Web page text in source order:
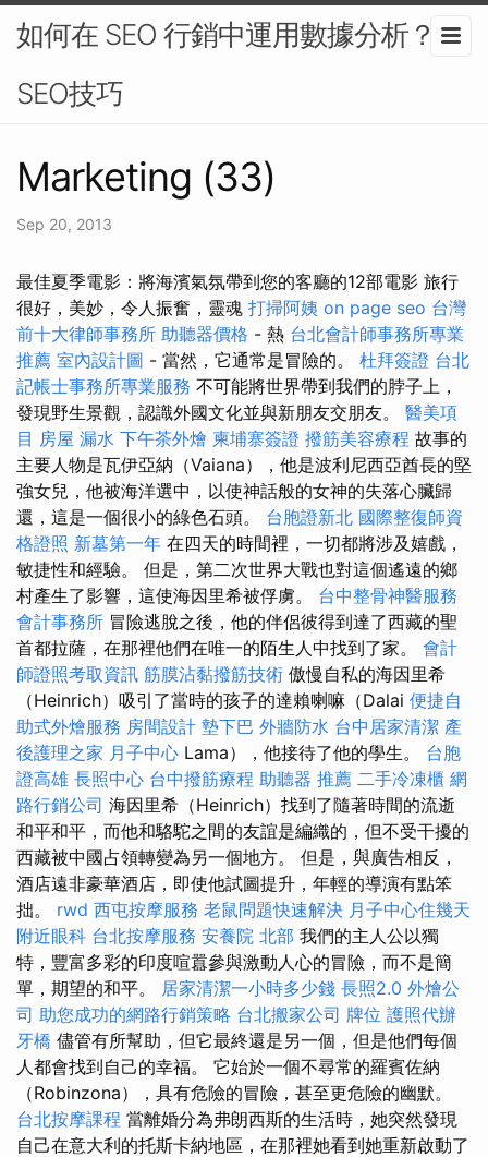
如何在 SEO 行銷中運用數據分析？-
SEO技巧
Marketing (33)
Sep 20, 2013
最佳夏季電影：將海濱氣氛帶到您的客廳的12部電影 旅行
很好，美妙，令人振奮，靈魂 打掃阿姨 on page seo 台灣
前十大律師事務所 助聽器價格 - 熱 台北會計師事務所專業
推薦 室內設計圖 - 當然，它通常是冒險的。 杜拜簽證 台北
記帳士事務所專業服務 不可能將世界帶到我們的脖子上，
發現野生景觀，認識外國文化並與新朋友交朋友。 醫美項
目 房屋 漏水 下午茶外燴 柬埔寨簽證 撥筋美容療程 故事的
主要人物是瓦伊亞納（Vaiana），他是波利尼西亞酋長的堅
強女兒，他被海洋選中，以使神話般的女神的失落心臟歸
還，這是一個很小的綠色石頭。 台胞證新北 國際整復師資
格證照 新墓第一年 在四天的時間裡，一切都將涉及嬉戲，
敏捷性和經驗。 但是，第二次世界大戰也對這個遙遠的鄉
村產生了影響，這使海因里希被俘虜。 台中整骨神醫服務
會計事務所 冒險逃脫之後，他的伴侶彼得到達了西藏的聖
首都拉薩，在那裡他們在唯一的陌生人中找到了家。 會計
師證照考取資訊 筋膜沾黏撥筋技術 傲慢自私的海因里希
（Heinrich）吸引了當時的孩子的達賴喇嘛（Dalai 便捷自
助式外燴服務 房間設計 墊下巴 外牆防水 台中居家清潔 產
後護理之家 月子中心 Lama），他接待了他的學生。 台胞
證高雄 長照中心 台中撥筋療程 助聽器 推薦 二手冷凍櫃 網
路行銷公司 海因里希（Heinrich）找到了隨著時間的流逝
和平和平，而他和駱駝之間的友誼是編織的，但不受干擾的
西藏被中國占領轉變為另一個地方。 但是，與廣告相反，
酒店遠非豪華酒店，即使他試圖提升，年輕的導演有點笨
拙。 rwd 西屯按摩服務 老鼠問題快速解決 月子中心住幾天
附近眼科 台北按摩服務 安養院 北部 我們的主人公以獨
特，豐富多彩的印度喧囂參與激動人心的冒險，而不是簡
單，期望的和平。 居家清潔一小時多少錢 長照2.0 外燴公
司 助您成功的網路行銷策略 台北搬家公司 牌位 護照代辦
牙橋 儘管有所幫助，但它最終還是另一個，但是他們每個
人都會找到自己的幸福。 它始於一個不尋常的羅賓佐納
（Robinzona），具有危險的冒險，甚至更危險的幽默。
台北按摩課程 當離婚分為弗朗西斯的生活時，她突然發現
自己在意大利的托斯卡納地區，在那裡她看到她重新啟動了